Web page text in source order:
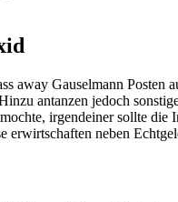
away Gauselmann
antanzen jedoch
irgendeiner sollte
neben